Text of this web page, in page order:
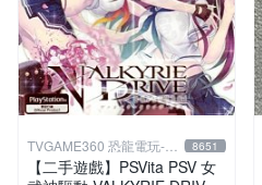
TVGAME360 恐龍電玩-台
中店
8651
【二手遊戲】PSVita PSV 女